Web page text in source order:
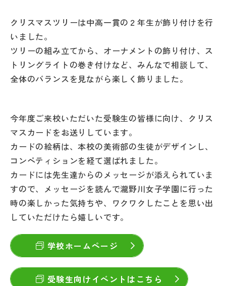
お問い合わせ
個人情報保護方針
運営会社
クリスマスツリーは中高一貫の２年生が飾り付けを行
いました。
ツリーの組み立てから、オーナメントの飾り付け、ス
トリングライトの巻き付けなど、みんなで相談して、
全体のバランスを見ながら楽しく飾りました。
今年度ご来校いただいた受験生の皆様に向け、クリス
マスカードをお送りしています。
カードの絵柄は、本校の美術部の生徒がデザインし、
コンペティションを経て選ばれました。
カードには先生達からのメッセージが添えられていま
すので、メッセージを読んで瀧野川女子学園に行った
時の楽しかった気持ちや、ワクワクしたことを思い出
していただけたら嬉しいです。
学校ホームページ
受験生向けイベントはこちら